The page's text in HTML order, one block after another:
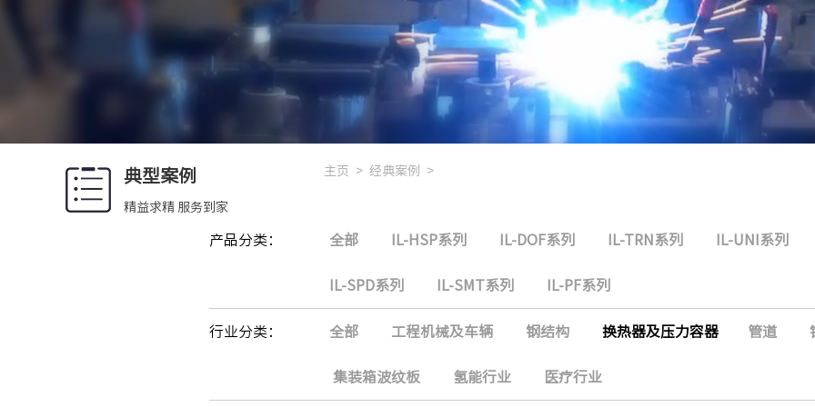
典型案例
精益求精 服务到家
主页 > 经典案例 >
产品分类： 全部 IL-HSP系列 IL-DOF系列 IL-TRN系列 IL-UNI系列
IL-SPD系列 IL-SMT系列 IL-PF系列
行业分类： 全部 工程机械及车辆 钢结构 换热器及压力容器 管道
集装箱波纹板 氢能行业 医疗行业